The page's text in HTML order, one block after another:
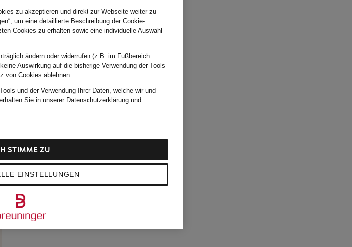
zu akzeptieren und direkt zur Webseite weiter zu
um eine detaillierte Beschreibung der Cookie-
Cookies zu erhalten sowie eine individuelle Auswahl
ändern oder widerrufen (z.B. im Fußbereich
Auswirkung auf die bisherige Verwendung der Tools
von Cookies ablehnen.
und der Verwendung Ihrer Daten, welche wir und
Sie in unserer Datenschutzerklärung und
EINSTELLUNGEN
STIMME ZU